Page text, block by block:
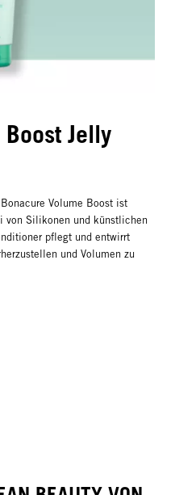
Jelly
Volume Boost ist
von Silikonen und künstlichen
pflegt und entwirrt
und Volumen zu